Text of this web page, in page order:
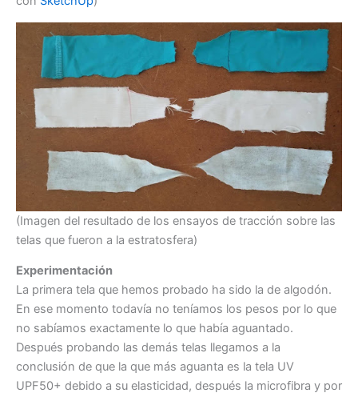
(Imagen del resultado de los ensayos de tracción sobre las
telas que fueron a la estratosfera)
Experimentación
La primera tela que hemos probado ha sido la de algodón.
En ese momento todavía no teníamos los pesos por lo que
no sabíamos exactamente lo que había aguantado.
Después probando las demás telas llegamos a la
conclusión de que la que más aguanta es la tela UV
UPF50+ debido a su elasticidad, después la microfibra y por